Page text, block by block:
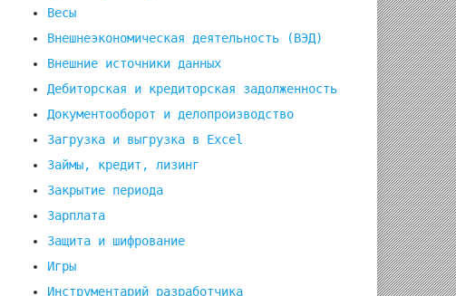
Весы
Внешнеэкономическая деятельность (ВЭД)
Внешние источники данных
Дебиторская и кредиторская задолженность
Документооборот и делопроизводство
Загрузка и выгрузка в Excel
Займы, кредит, лизинг
Закрытие периода
Зарплата
Защита и шифрование
Игры
Инструментарий разработчика